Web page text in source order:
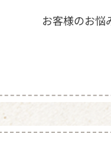
お客様のお悩